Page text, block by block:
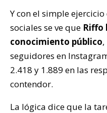
Y con el simple
sociales se ve que Riffo
conocimiento público
seguidores en
2.418 y 1.889 en las
contendor.
La lógica dice que la